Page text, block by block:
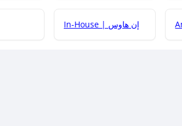
In-House | إن هاوس